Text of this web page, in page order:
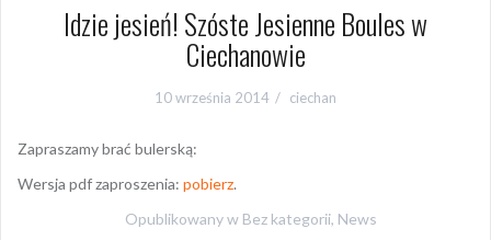
Idzie jesień! Szóste Jesienne Boules w
Ciechanowie
10 września 2014 ciechan
Zapraszamy brać bulerską:
Wersja pdf zaproszenia: pobierz.
Opublikowany w Bez kategorii, News